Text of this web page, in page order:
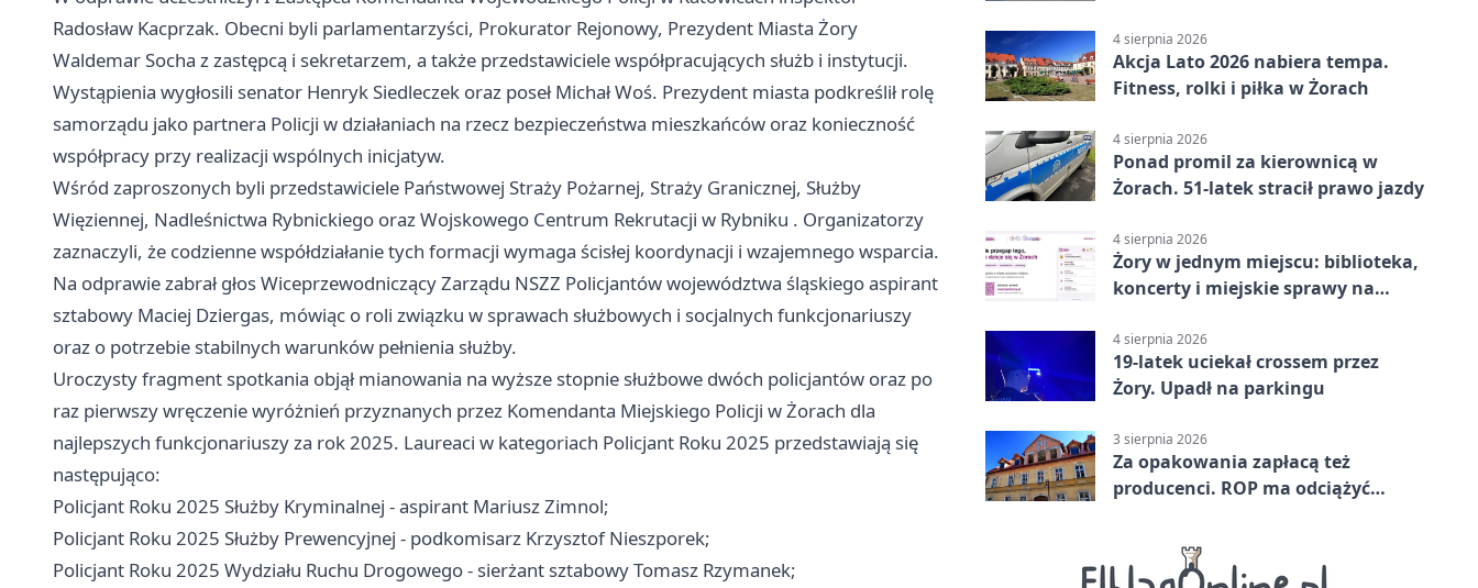
Radosław Kacprzak. Obecni byli parlamentarzyści, Prokurator Rejonowy, Prezydent Miasta Żory
Waldemar Socha z zastępcą i sekretarzem, a także przedstawiciele współpracujących służb i instytucji.
Wystąpienia wygłosili senator Henryk Siedleczek oraz poseł Michał Woś. Prezydent miasta podkreślił rolę
samorządu jako partnera Policji w działaniach na rzecz bezpieczeństwa mieszkańców oraz konieczność
współpracy przy realizacji wspólnych inicjatyw.
Wśród zaproszonych byli przedstawiciele Państwowej Straży Pożarnej, Straży Granicznej, Służby
Więziennej, Nadleśnictwa Rybnickiego oraz Wojskowego Centrum Rekrutacji w Rybniku . Organizatorzy
zaznaczyli, że codzienne współdziałanie tych formacji wymaga ścisłej koordynacji i wzajemnego wsparcia.
Na odprawie zabrał głos Wiceprzewodniczący Zarządu NSZZ Policjantów województwa śląskiego aspirant
sztabowy Maciej Dziergas, mówiąc o roli związku w sprawach służbowych i socjalnych funkcjonariuszy
oraz o potrzebie stabilnych warunków pełnienia służby.
Uroczysty fragment spotkania objął mianowania na wyższe stopnie służbowe dwóch policjantów oraz po
raz pierwszy wręczenie wyróżnień przyznanych przez Komendanta Miejskiego Policji w Żorach dla
najlepszych funkcjonariuszy za rok 2025. Laureaci w kategoriach Policjant Roku 2025 przedstawiają się
następująco:
Policjant Roku 2025 Służby Kryminalnej - aspirant Mariusz Zimnol;
Policjant Roku 2025 Służby Prewencyjnej - podkomisarz Krzysztof Nieszporek;
Policjant Roku 2025 Wydziału Ruchu Drogowego - sierżant sztabowy Tomasz Rzymanek;
4 sierpnia 2026
Akcja Lato 2026 nabiera tempa.
Fitness, rolki i piłka w Żorach
4 sierpnia 2026
Ponad promil za kierownicą w
Żorach. 51-latek stracił prawo jazdy
4 sierpnia 2026
Żory w jednym miejscu: biblioteka,
koncerty i miejskie sprawy na
4 sierpnia 2026
19-latek uciekał crossem przez
Żory. Upadł na parkingu
3 sierpnia 2026
Za opakowania zapłacą też
producenci. ROP ma odciążyć